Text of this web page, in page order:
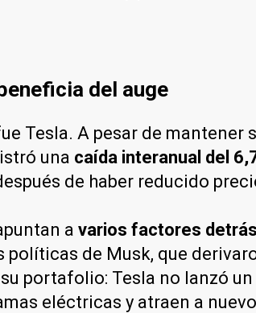
del auge
Tesla. A pesar de mantener
una caída interanual del
de haber reducido
a varios factores
políticas de Musk, que
portafolio: Tesla no lanzó
eléctricas y atraen a